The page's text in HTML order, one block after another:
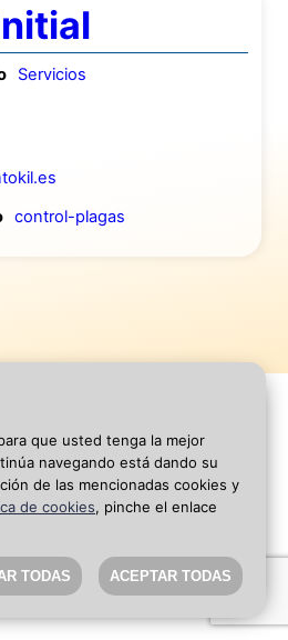
que usted tenga la mejor
navegando está dando su
de las mencionadas cookies y
de cookies, pinche el enlace
TODAS ACEPTAR TODAS
Servicios
control-plagas
AÑADIR WEB DE EMPRESA